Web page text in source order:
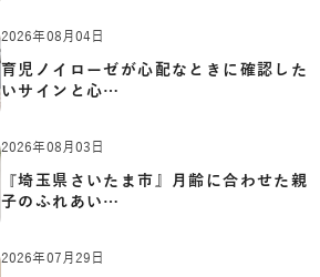
2026年08月04日
育児ノイローゼが心配なときに確認した
いサインと心…
2026年08月03日
『埼玉県さいたま市』月齢に合わせた親
子のふれあい…
2026年07月29日